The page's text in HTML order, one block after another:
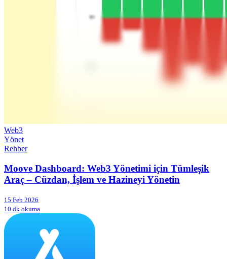
Web3
Yönet
Rehber
Moove Dashboard: Web3 Yönetimi için Tümleşik
Araç – Cüzdan, İşlem ve Hazineyi Yönetin
15 Feb 2026
10 dk okuma